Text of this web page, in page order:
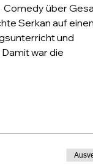
Comedy über
Serkan auf
und
war die